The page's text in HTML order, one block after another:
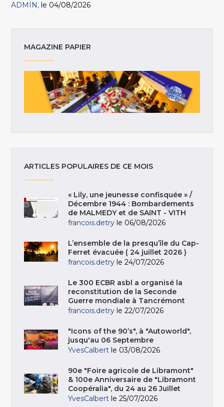
ADMIN le 04/08/2026
MAGAZINE PAPIER
ARTICLES POPULAIRES DE CE MOIS
« Lily, une jeunesse confisquée » /
Décembre 1944 : Bombardements
de MALMEDY et de SAINT - VITH
francois.detry le 06/08/2026
L’ensemble de la presqu’île du Cap-
Ferret évacuée ( 24 juillet 2026 )
francois.detry le 24/07/2026
Le 300 ECBR asbl a organisé la
reconstitution de la Seconde
Guerre mondiale à Tancrémont
francois.detry le 22/07/2026
"Icons of the 90’s", à "Autoworld",
jusqu'au 06 Septembre
YvesCalbert le 03/08/2026
90e "Foire agricole de Libramont"
& 100e Anniversaire de "Libramont
Coopéralia", du 24 au 26 Juillet
YvesCalbert le 25/07/2026